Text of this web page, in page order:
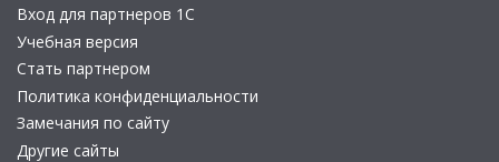
Вход для партнеров 1С
Учебная версия
Стать партнером
Политика конфиденциальности
Замечания по сайту
Другие сайты